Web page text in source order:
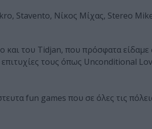
Stavento, Νίκος Μίχας, Stereo
και του Tidjan, που πρόσφατα είδαμε
τους όπως Unconditional
fun games που σε όλες τις